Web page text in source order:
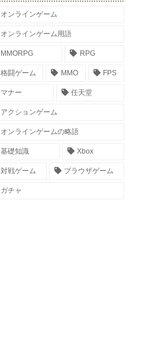
オンラインゲーム
オンラインゲーム用語
MMORPG RPG
格闘ゲーム MMO FPS
マナー 任天堂
アクションゲーム
オンラインゲームの略語
基礎知識 Xbox
対戦ゲーム ブラウザゲーム
ガチャ